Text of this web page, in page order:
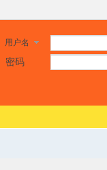
用户名
密码